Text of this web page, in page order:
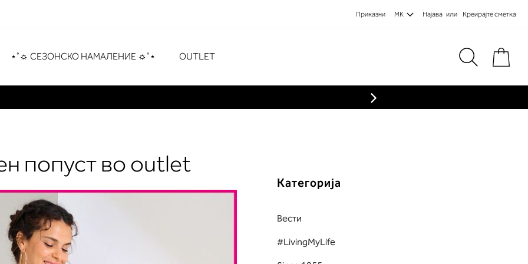
Приказни MK Најава Креирајте сметка
⋆˚☼ СЕЗОНСКО НАМАЛЕНИЕ ☼˚⋆ OUTLET
попуст во outlet
Категорија
Вести
#LivingMyLife